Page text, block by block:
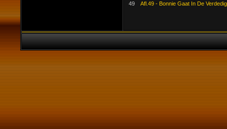
49
Afl.49 - Bonnie Gaat In De